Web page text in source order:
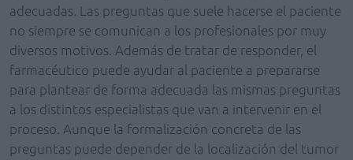
adecuadas. Las preguntas que suele hacerse el paciente
no siempre se comunican a los profesionales por muy
diversos motivos. Además de tratar de responder, el
farmacéutico puede ayudar al paciente a prepararse
para plantear de forma adecuada las mismas preguntas
a los distintos especialistas que van a intervenir en el
proceso. Aunque la formalización concreta de las
preguntas puede depender de la localización del tumor